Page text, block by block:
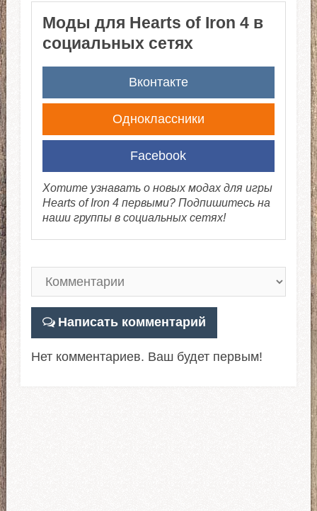
Моды для Hearts of Iron 4 в
социальных сетях
Вконтакте
Одноклассники
Facebook
Хотите узнавать о новых модах для игры
Hearts of Iron 4 первыми? Подпишитесь на
наши группы в социальных сетях!
Написать комментарий
Нет комментариев. Ваш будет первым!